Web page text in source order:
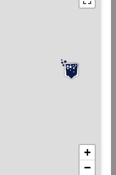
+
−